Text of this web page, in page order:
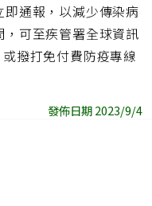
通報，以減少傳染病
可至疾管署全球資訊
撥打免付費防疫專線
發佈日期 2023/9/4